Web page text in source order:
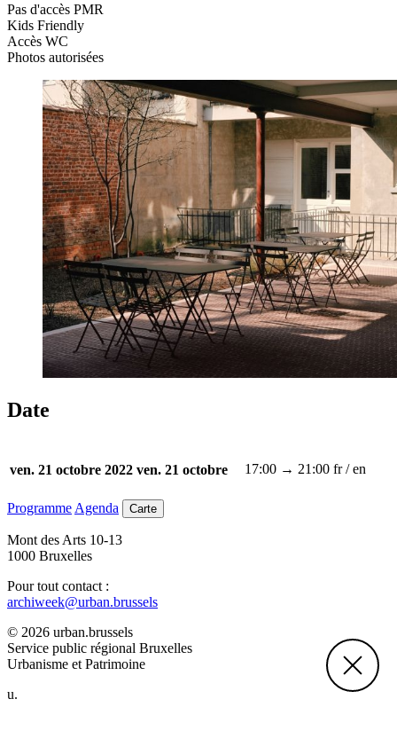
Pas d'accès PMR
Kids Friendly
Accès WC
Photos autorisées
Date
ven. 21 octobre 2022 ven. 21 octobre 17:00 → 21:00 fr / en
Programme Agenda Carte
Mont des Arts 10-13
1000 Bruxelles
Pour tout contact :
archiweek@urban.brussels
© 2026 urban.brussels
Service public régional Bruxelles
Urbanisme et Patrimoine
u.